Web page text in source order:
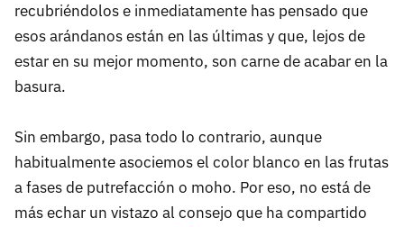
recubriéndolos e inmediatamente has pensado que
esos arándanos están en las últimas y que, lejos de
estar en su mejor momento, son carne de acabar en la
basura.
Sin embargo, pasa todo lo contrario, aunque
habitualmente asociemos el color blanco en las frutas
a fases de putrefacción o moho. Por eso, no está de
más echar un vistazo al consejo que ha compartido